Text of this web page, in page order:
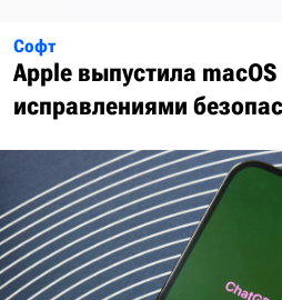
Софт
Apple выпустила
исправлениями